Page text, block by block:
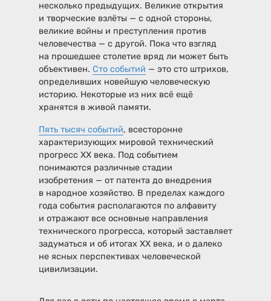
несколько предыдущих. Великие открытия
и творческие взлёты — с одной стороны,
великие войны и преступления против
человечества — с другой. Пока что взгляд
на прошедшее столетие вряд ли может быть
объективен. Сто событий — это сто штрихов,
определивших новейшую человеческую
историю. Некоторые из них всё ещё
хранятся в живой памяти.
Пять тысяч событий, всесторонне
характеризующих мировой технический
прогресс XX века. Под событием
понимаются различные стадии
изобретения — от патента до внедрения
в народное хозяйство. В пределах каждого
года события располагаются по алфавиту
и отражают все основные направления
технического прогресса, который заставляет
задуматься и об итогах XX века, и о далеко
не ясных перспективах человеческой
цивилизации.